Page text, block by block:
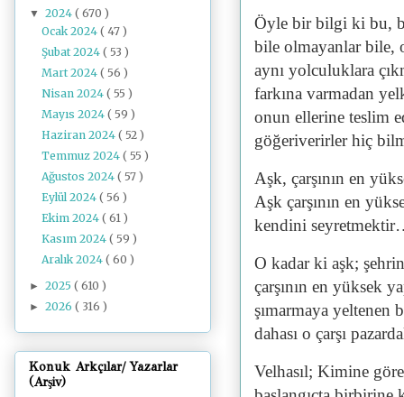
Öyle bir bilgi ki bu,
bile olmayanlar bile,
aynı yolculuklara
farkına varmadan
onun ellerine teslim
göğeriverirler hiç
Aşk, çarşının en
Aşk çarşının en
kendini
O kadar ki aşk;
çarşının en yüksek
şımarmaya yeltenen
dahası o çarşı
Velhasıl; Kimine
▼ 2024 ( 670 )
Ocak 2024( 47 )
Şubat 2024( 53 )
Mart 2024( 56 )
Nisan 2024( 55 )
Mayıs 2024( 59 )
Haziran 2024( 52 )
Temmuz 2024( 55 )
Ağustos 2024( 57 )
Eylül 2024( 56 )
Ekim 2024( 61 )
Kasım 2024( 59 )
Aralık 2024( 60 )
► 2025 ( 610 )
► 2026 ( 316 )
Konuk Arkçılar/ Yazarlar
(Arşiv)